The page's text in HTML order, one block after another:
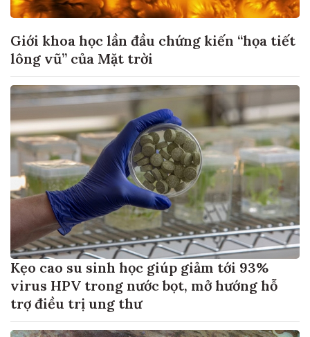
Giới khoa học lần đầu chứng kiến “họa tiết
lông vũ” của Mặt trời
Kẹo cao su sinh học giúp giảm tới 93%
virus HPV trong nước bọt, mở hướng hỗ
trợ điều trị ung thư